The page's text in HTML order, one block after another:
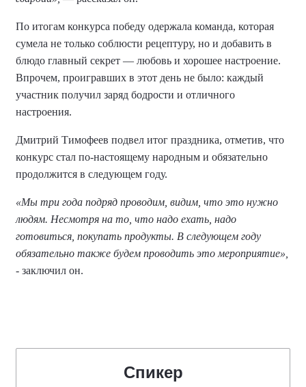
По итогам конкурса победу одержала команда, которая
сумела не только соблюсти рецептуру, но и добавить в
блюдо главный секрет — любовь и хорошее настроение.
Впрочем, проигравших в этот день не было: каждый
участник получил заряд бодрости и отличного
настроения.
Дмитрий Тимофеев подвел итог праздника, отметив, что
конкурс стал по-настоящему народным и обязательно
продолжится в следующем году.
«Мы три года подряд проводим, видим, что это нужно
людям. Несмотря на то, что надо ехать, надо
готовиться, покупать продукты. В следующем году
обязательно также будем проводить это мероприятие»,
- заключил он.
Спикер